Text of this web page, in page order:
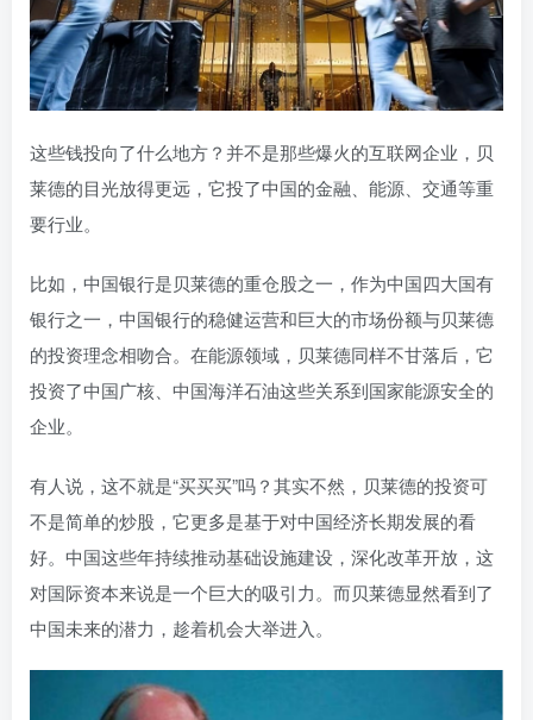
这些钱投向了什么地方？并不是那些爆火的互联网企业，贝
莱德的目光放得更远，它投了中国的金融、能源、交通等重
要行业。
比如，中国银行是贝莱德的重仓股之一，作为中国四大国有
银行之一，中国银行的稳健运营和巨大的市场份额与贝莱德
的投资理念相吻合。在能源领域，贝莱德同样不甘落后，它
投资了中国广核、中国海洋石油这些关系到国家能源安全的
企业。
有人说，这不就是“买买买”吗？其实不然，贝莱德的投资可
不是简单的炒股，它更多是基于对中国经济长期发展的看
好。中国这些年持续推动基础设施建设，深化改革开放，这
对国际资本来说是一个巨大的吸引力。而贝莱德显然看到了
中国未来的潜力，趁着机会大举进入。